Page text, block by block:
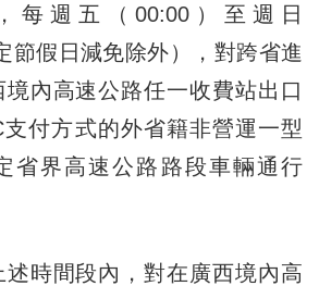
每週五（00:00）至週日
節假日減免除外），對跨省進
境內高速公路任一收費站出口
付方式的外省籍非營運一型
省界高速公路路段車輛通行
間段內，對在廣西境內高